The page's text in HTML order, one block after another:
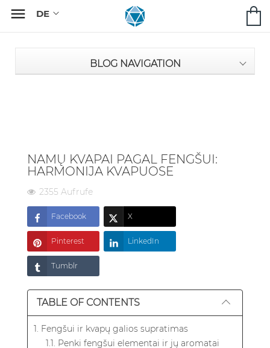

BLOG NAVIGATION
NAMŲ KVAPAI PAGAL FENGŠUI:
HARMONIJA KVAPUOSE
2355 Aufrufe
Facebook X
Pinterest LinkedIn
Tumblr
TABLE OF CONTENTS
1. Fengšui ir kvapų galios supratimas
1.1. Penki fengšui elementai ir jų aromatai